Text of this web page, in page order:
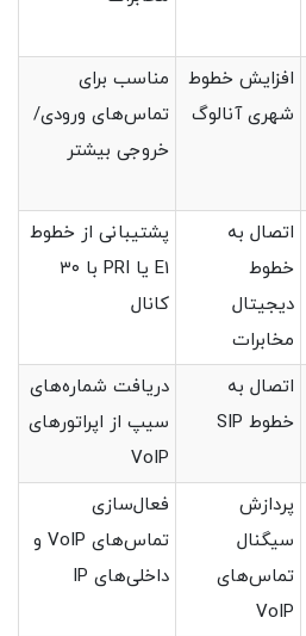
افزایش خطوط
شهری آنالوگ
مناسب برای
تماس‌های ورودی/
خروجی بیشتر
اتصال به
خطوط
دیجیتال
مخابرات
پشتیبانی از خطوط
E1 یا PRI با ۳۰
کانال
اتصال به
خطوط SIP
دریافت شماره‌های
سیپ از اپراتورهای
VoIP
پردازش
سیگنال
تماس‌های
VoIP
فعال‌سازی
تماس‌های VoIP و
داخلی‌های IP